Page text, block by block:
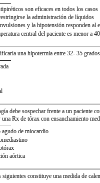
son eficaces en todos los casos
la administración de líquidos
y la hipotensión responden al
central del paciente es menor a
una hipotermia entre 32- 35
debe sospechar frente a un paciente
Rx de tórax con ensanchamiento
de miocardio
aórtica
siguientes constituye una medida de